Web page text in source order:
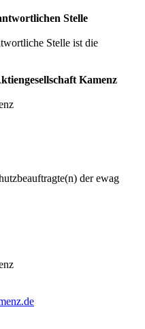
Stelle
Stelle ist die
Kamenz
der ewag